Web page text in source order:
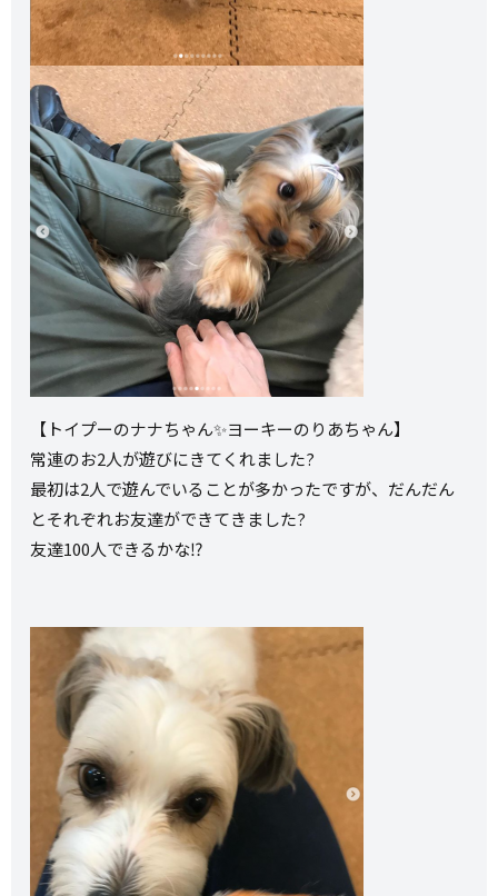
【トイプーのナナちゃん✨ヨーキーのりあちゃん】
常連のお2人が遊びにきてくれました?
最初は2人で遊んでいることが多かったですが、だんだん
とそれぞれお友達ができてきました?
友達100人できるかな⁉️